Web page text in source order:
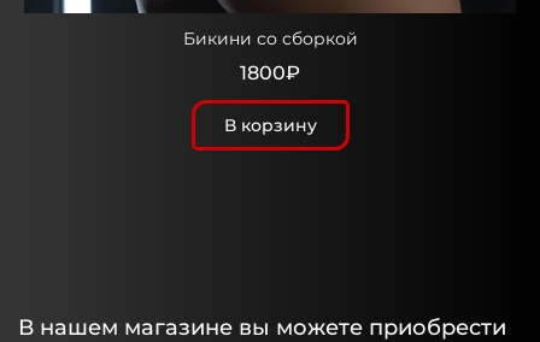
Бикини со сборкой
1800₽
В корзину
В нашем магазине вы можете приобрести